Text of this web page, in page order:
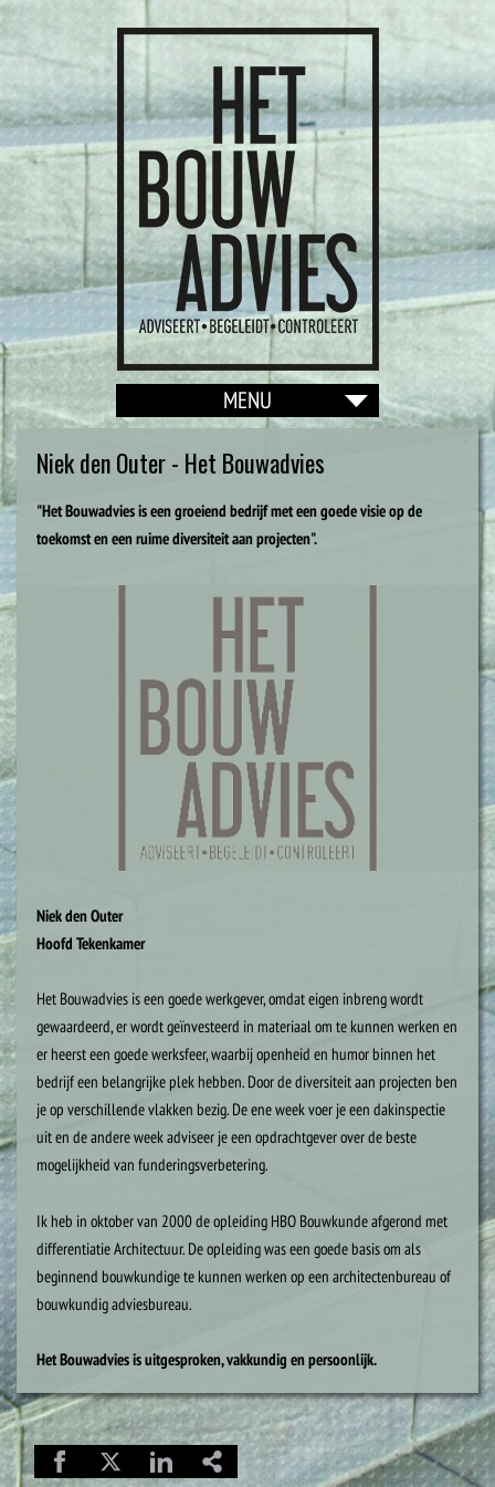
Niek den Outer - Het Bouwadvies
"Het Bouwadvies is een groeiend bedrijf met een goede visie op de
toekomst en een ruime diversiteit aan projecten".
Niek den Outer
Hoofd Tekenkamer
Het Bouwadvies is een goede werkgever, omdat eigen inbreng wordt
gewaardeerd, er wordt geïnvesteerd in materiaal om te kunnen werken en
er heerst een goede werksfeer, waarbij openheid en humor binnen het
bedrijf een belangrijke plek hebben. Door de diversiteit aan projecten ben
je op verschillende vlakken bezig. De ene week voer je een dakinspectie
uit en de andere week adviseer je een opdrachtgever over de beste
mogelijkheid van funderingsverbetering.
Ik heb in oktober van 2000 de opleiding HBO Bouwkunde afgerond met
differentiatie Architectuur. De opleiding was een goede basis om als
beginnend bouwkundige te kunnen werken op een architectenbureau of
bouwkundig adviesbureau.
Het Bouwadvies is uitgesproken, vakkundig en persoonlijk.